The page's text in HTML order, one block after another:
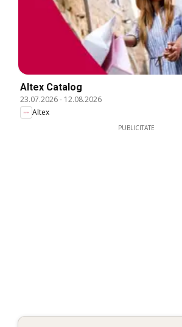
Altex Catalog
23.07.2026- 12.08.2026
Altex
PUBLICITATE